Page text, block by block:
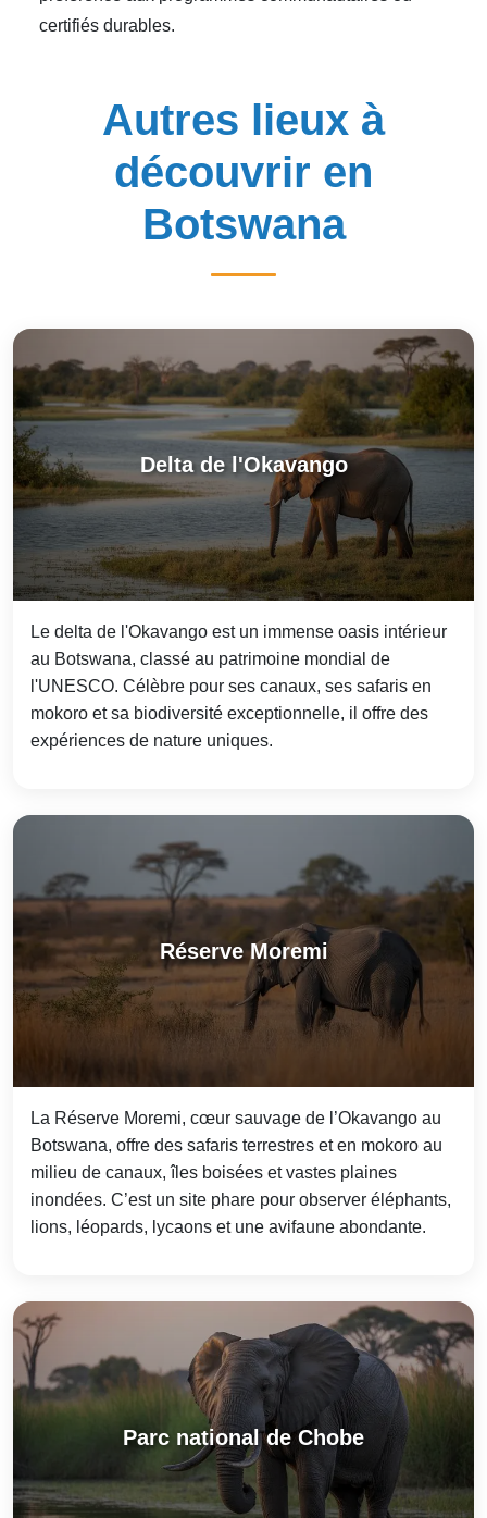
certifiés durables.
Autres lieux à
découvrir en
Botswana
Delta de l'Okavango
Le delta de l'Okavango est un immense oasis intérieur
au Botswana, classé au patrimoine mondial de
l'UNESCO. Célèbre pour ses canaux, ses safaris en
mokoro et sa biodiversité exceptionnelle, il offre des
expériences de nature uniques.
Réserve Moremi
La Réserve Moremi, cœur sauvage de l’Okavango au
Botswana, offre des safaris terrestres et en mokoro au
milieu de canaux, îles boisées et vastes plaines
inondées. C’est un site phare pour observer éléphants,
lions, léopards, lycaons et une avifaune abondante.
Parc national de Chobe